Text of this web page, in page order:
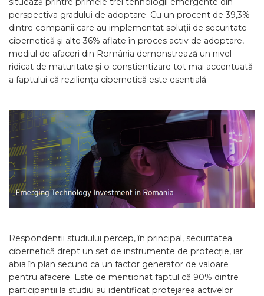
perspectiva gradului de adoptare. Cu un procent de 39,3%
dintre companii care au implementat soluții de securitate
cibernetică și alte 36% aflate în proces activ de adoptare,
mediul de afaceri din România demonstrează un nivel
ridicat de maturitate și o conștientizare tot mai accentuată
a faptului că reziliența cibernetică este esențială.
Respondenții studiului percep, în principal, securitatea
cibernetică drept un set de instrumente de protecție, iar
abia în plan secund ca un factor generator de valoare
pentru afacere. Este de menționat faptul că 90% dintre
participanții la studiu au identificat protejarea activelor